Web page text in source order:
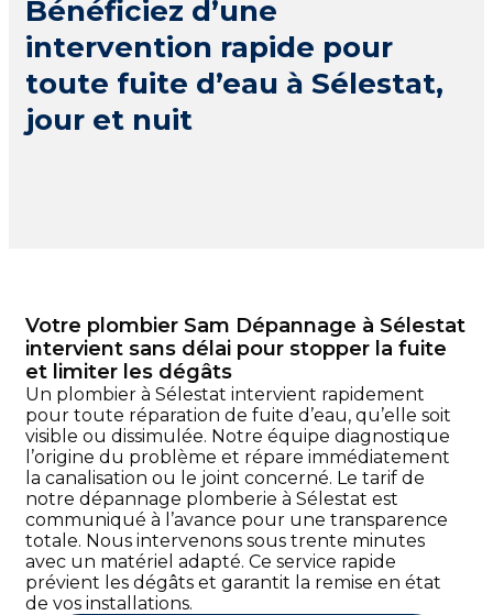
Bénéficiez d’une
intervention rapide pour
toute fuite d’eau à Sélestat,
jour et nuit
Votre plombier Sam Dépannage à Sélestat
intervient sans délai pour stopper la fuite
et limiter les dégâts
Un plombier à Sélestat intervient rapidement
pour toute réparation de fuite d’eau, qu’elle soit
visible ou dissimulée. Notre équipe diagnostique
l’origine du problème et répare immédiatement
la canalisation ou le joint concerné. Le tarif de
notre dépannage plomberie à Sélestat est
communiqué à l’avance pour une transparence
totale. Nous intervenons sous trente minutes
avec un matériel adapté. Ce service rapide
prévient les dégâts et garantit la remise en état
de vos installations.